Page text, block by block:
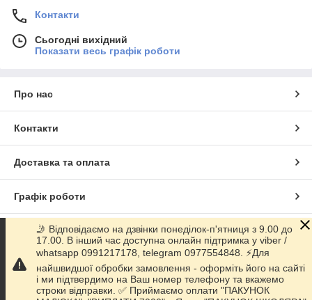
Контакти
Сьогодні вихідний
Показати весь графік роботи
Про нас
Контакти
Доставка та оплата
Графік роботи
Повна версія сайту
Сайт створено на маркетплейсіProm.ua
🤳 Відповідаємо на дзвінки понеділок-п'ятниця з 9.00 до
17.00. В інший час доступна онлайн підтримка у viber /
whatsapp 0991217178, telegram 0977554848. ⚡️Для
найшвидшої обробки замовлення - оформіть його на сайті
і ми підтвердимо на Ваш номер телефону та вкажемо
строки відправки. ✅ Приймаємо оплати "ПАКУНОК